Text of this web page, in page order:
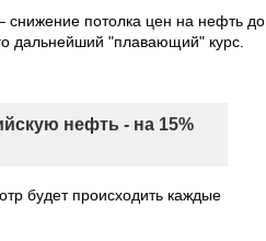
потолка цен на нефть до
дальнейший "плавающий" курс.
нефть - на 15%
будет происходить каждые